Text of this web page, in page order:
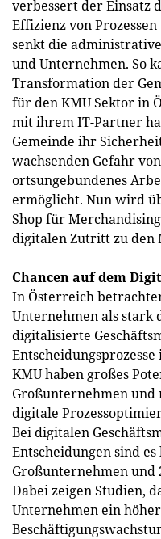
verbessert der Einsatz
Effizienz von
senkt die
und Unternehmen. So
Transformation der
für den KMU Sektor in
mit ihrem IT-Partner
Gemeinde ihr
wachsenden Gefahr
ortsungebundenes
ermöglicht. Nun wird
Shop für
digitalen Zutritt zu den
Chancen auf dem
In Österreich
Unternehmen als
digitalisierte
KMU haben großes
Großunternehmen und
digitale
Bei digitalen
Entscheidungen sind
Großunternehmen und
Dabei zeigen Studien,
Unternehmen ein